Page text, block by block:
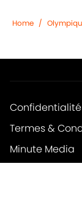
Home /
Confidentialité
Termes &
Minute Media